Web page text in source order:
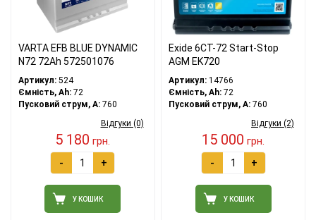
VARTA EFB BLUE DYNAMIC
N72 72Ah 572501076
Артикул: 524
Ємність, Ah: 72
Пусковий струм, A: 760
Відгуки (0)
5 180 грн.
- +
У КОШИК
Exide 6СТ-72 Start-Stop
AGM EK720
Артикул: 14766
Ємність, Ah: 72
Пусковий струм, A: 760
Відгуки (2)
15 000 грн.
- +
У КОШИК